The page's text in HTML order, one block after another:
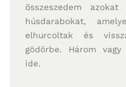
összeszedem
húsdarabokat,
elhurcoltak és
gödörbe. Három
ide.